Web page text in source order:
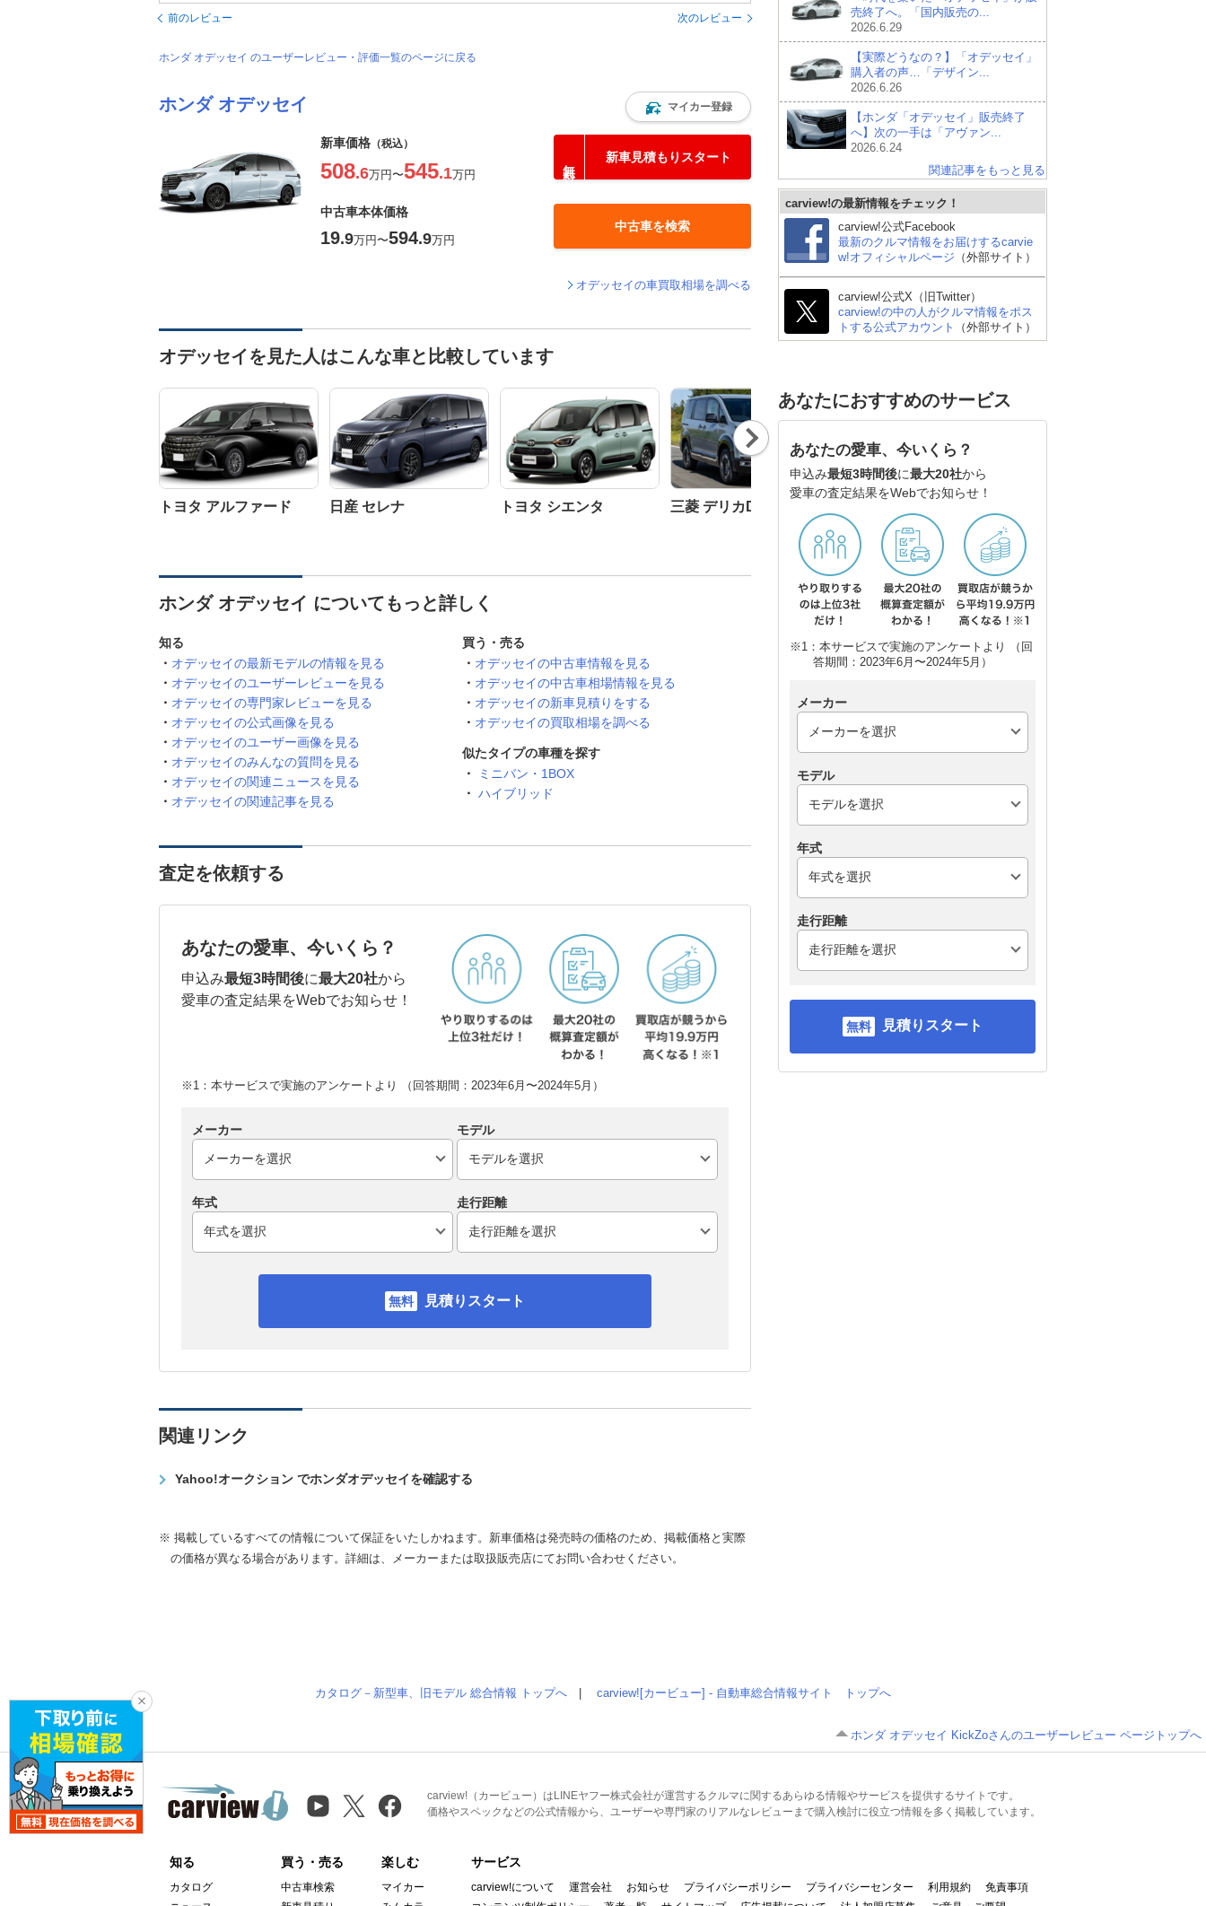
前のレビュー 次のレビュー
ホンダ オデッセイ のユーザーレビュー・評価一覧のページに戻る
ホンダ オデッセイ マイカー登録
新車価格 （税込）
508.6万円〜545.1万円
新車見積もりスタート
中古車本体価格
19.9万円〜594.9万円
中古車を検索
オデッセイの車買取相場を調べる
オデッセイを見た人はこんな車と比較しています
トヨタ アルファード 日産 セレナ トヨタ シエンタ 三菱 デリカD:5
Nex
t
ホンダ オデッセイ についてもっと詳しく
知る
オデッセイの最新モデルの情報を見る
オデッセイのユーザーレビューを見る
オデッセイの専門家レビューを見る
オデッセイの公式画像を見る
オデッセイのユーザー画像を見る
オデッセイのみんなの質問を見る
オデッセイの関連ニュースを見る
オデッセイの関連記事を見る
買う・売る
オデッセイの中古車情報を見る
オデッセイの中古車相場情報を見る
オデッセイの新車見積りをする
オデッセイの買取相場を調べる
似たタイプの車種を探す
ミニバン・1BOX
ハイブリッド
査定を依頼する
あなたの愛車、今いくら？
申込み最短3時間後に最大20社から
愛車の査定結果をWebでお知らせ！
※1：本サービスで実施のアンケートより （回答期間：2023年6月〜2024年5月）
メーカー モデル
年式 走行距離
見積りスタート
関連リンク
Yahoo!オークション でホンダオデッセイを確認する
※ 掲載しているすべての情報について保証をいたしかねます。新車価格は発売時の価格のため、掲載価格と実際
の価格が異なる場合があります。詳細は、メーカーまたは取扱販売店にてお問い合わせください。
売終了へ。「国内販売の...
2026.6.29
【実際どうなの？】「オデッセイ」
購入者の声…「デザイン...
2026.6.26
【ホンダ「オデッセイ」販売終了
へ】次の一手は「アヴァン...
2026.6.24
関連記事をもっと見る
carview!の最新情報をチェック！
carview!公式Facebook
最新のクルマ情報をお届けするcarvie
w!オフィシャルページ （外部サイト）
carview!公式X（旧Twitter）
carview!の中の人がクルマ情報をポス
トする公式アカウント
（外部サイト）
あなたにおすすめのサービス
あなたの愛車、今いくら？
申込み最短3時間後に最大20社から
愛車の査定結果をWebでお知らせ！
※1：本サービスで実施のアンケートより （回
答期間：2023年6月〜2024年5月）
メーカー
モデル
年式
走行距離
見積りスタート
カタログ－新型車、旧モデル 総合情報 トップへ carview![カービュー] - 自動車総合情報サイト トップへ
ホンダ オデッセイ KickZoさんのユーザーレビュー ページトップへ
carview!（カービュー）はLINEヤフー株式会社が運営するクルマに関するあらゆる情報やサービスを提供するサイトです。
価格やスペックなどの公式情報から、ユーザーや専門家のリアルなレビューまで購入検討に役立つ情報を多く掲載しています。
知る
カタログ
買う・売る
中古車検索
楽しむ
マイカー
サービス
carview!について 運営会社 お知らせ プライバシーポリシー プライバシーセンター 利用規約
免責事項